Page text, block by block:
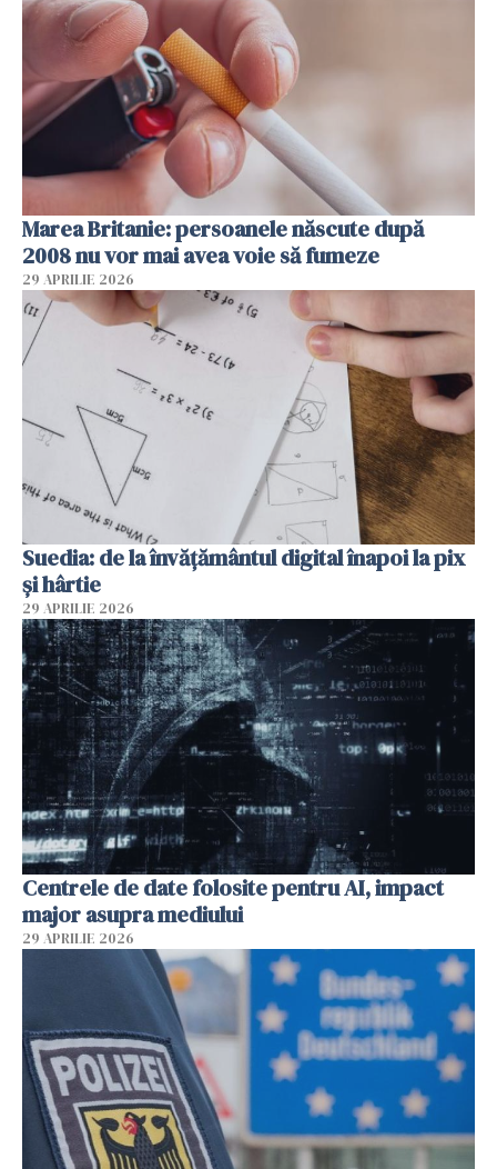
Marea Britanie: persoanele născute după
2008 nu vor mai avea voie să fumeze
29 APRILIE 2026
Suedia: de la învățământul digital înapoi la pix
și hârtie
29 APRILIE 2026
Centrele de date folosite pentru AI, impact
major asupra mediului
29 APRILIE 2026